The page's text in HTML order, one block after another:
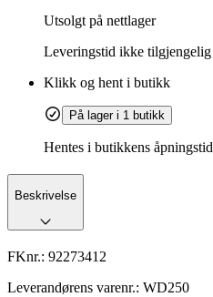
Utsolgt på nettlager
Leveringstid ikke tilgjengelig
Klikk og hent i butikk
På lager i 1 butikk
Hentes i butikkens åpningstid
Beskrivelse
FKnr.: 92273412
Leverandørens varenr.: WD250